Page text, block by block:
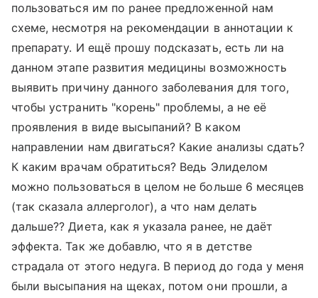
пользоваться им по ранее предложенной нам
схеме, несмотря на рекомендации в аннотации к
препарату. И ещё прошу подсказать, есть ли на
данном этапе развития медицины возможность
выявить причину данного заболевания для того,
чтобы устранить "корень" проблемы, а не её
проявления в виде высыпаний? В каком
направлении нам двигаться? Какие анализы сдать?
К каким врачам обратиться? Ведь Элиделом
можно пользоваться в целом не больше 6 месяцев
(так сказала аллерголог), а что нам делать
дальше?? Диета, как я указала ранее, не даёт
эффекта. Так же добавлю, что я в детстве
страдала от этого недуга. В период до года у меня
были высыпания на щеках, потом они прошли, а